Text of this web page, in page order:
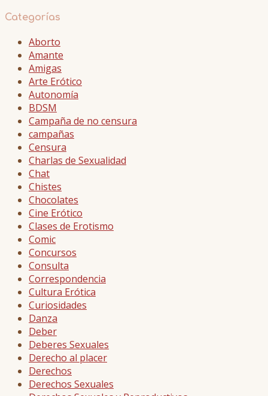
Categorías
Aborto
Amante
Amigas
Arte Erótico
Autonomía
BDSM
Campaña de no censura
campañas
Censura
Charlas de Sexualidad
Chat
Chistes
Chocolates
Cine Erótico
Clases de Erotismo
Comic
Concursos
Consulta
Correspondencia
Cultura Erótica
Curiosidades
Danza
Deber
Deberes Sexuales
Derecho al placer
Derechos
Derechos Sexuales